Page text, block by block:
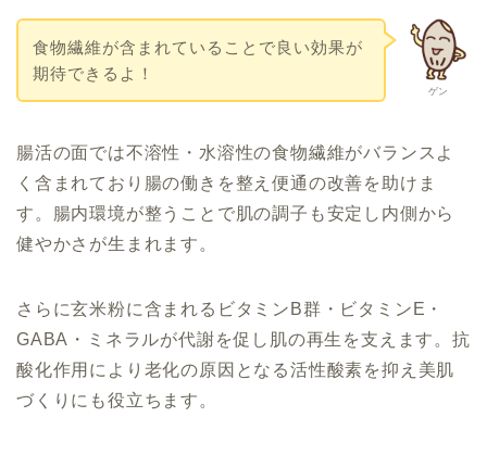
ゲン
食物繊維が含まれていることで良い効果が
期待できるよ！
腸活の面では不溶性・水溶性の食物繊維がバランスよ
く含まれており腸の働きを整え便通の改善を助けま
す。腸内環境が整うことで肌の調子も安定し内側から
健やかさが生まれます。
さらに玄米粉に含まれるビタミンB群・ビタミンE・
GABA・ミネラルが代謝を促し肌の再生を支えます。抗
酸化作用により老化の原因となる活性酸素を抑え美肌
づくりにも役立ちます。